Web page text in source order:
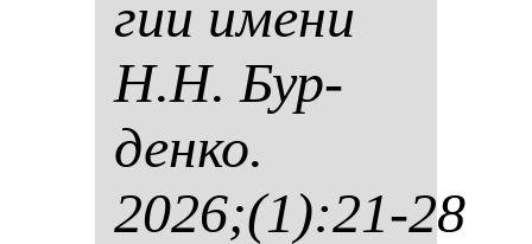
гии име­ни
Н.Н. Бур­
ден­ко.
2026;(1):21-28